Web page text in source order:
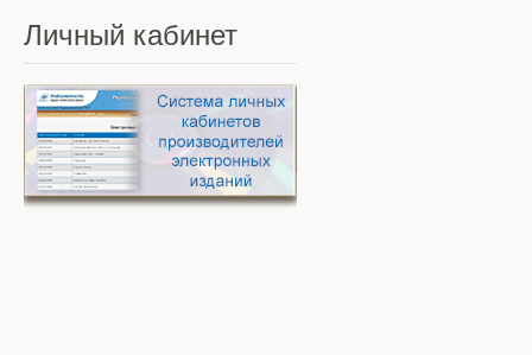
Личный кабинет